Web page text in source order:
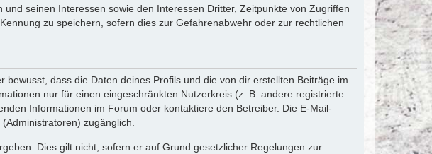
seinen Interessen sowie den Interessen Dritter, Zeitpunkte von Zugriffen
zu speichern, sofern dies zur Gefahrenabwehr oder zur rechtlichen
dass die Daten deines Profils und die von dir erstellten Beiträge im
nur für einen eingeschränkten Nutzerkreis (z. B. andere registrierte
Informationen im Forum oder kontaktiere den Betreiber. Die E-Mail-
zugänglich.
Dies gilt nicht, sofern er auf Grund gesetzlicher Regelungen zur